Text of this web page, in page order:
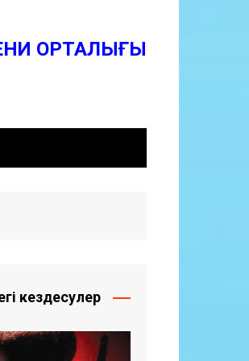
ОРТАЛЫҒЫ
кездесулер